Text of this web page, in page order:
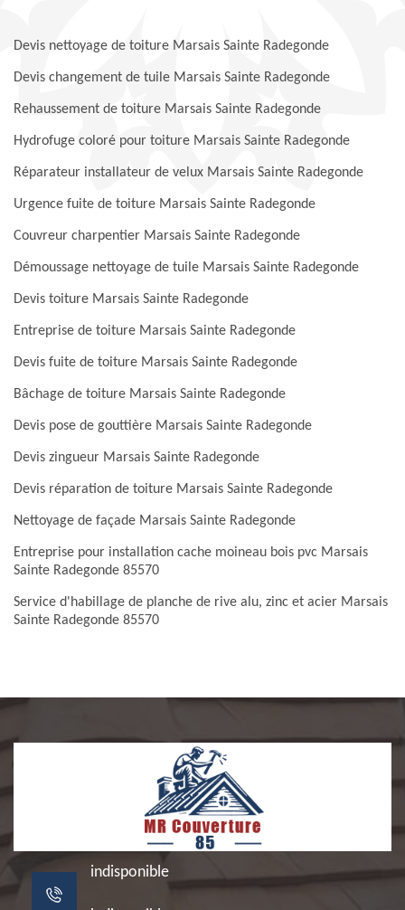
Devis nettoyage de toiture Marsais Sainte Radegonde
Devis changement de tuile Marsais Sainte Radegonde
Rehaussement de toiture Marsais Sainte Radegonde
Hydrofuge coloré pour toiture Marsais Sainte Radegonde
Réparateur installateur de velux Marsais Sainte Radegonde
Urgence fuite de toiture Marsais Sainte Radegonde
Couvreur charpentier Marsais Sainte Radegonde
Démoussage nettoyage de tuile Marsais Sainte Radegonde
Devis toiture Marsais Sainte Radegonde
Entreprise de toiture Marsais Sainte Radegonde
Devis fuite de toiture Marsais Sainte Radegonde
Bâchage de toiture Marsais Sainte Radegonde
Devis pose de gouttière Marsais Sainte Radegonde
Devis zingueur Marsais Sainte Radegonde
Devis réparation de toiture Marsais Sainte Radegonde
Nettoyage de façade Marsais Sainte Radegonde
Entreprise pour installation cache moineau bois pvc Marsais
Sainte Radegonde 85570
Service d'habillage de planche de rive alu, zinc et acier Marsais
Sainte Radegonde 85570
indisponible